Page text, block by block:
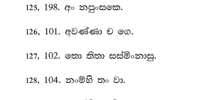
125, 198. අං නපුංසකෙ.
126, 101. අවණ්ණා ච ගෙ.
127, 102. තො තිතා සස්මිංනාසු.
128, 104. නංම්හි තං වා.